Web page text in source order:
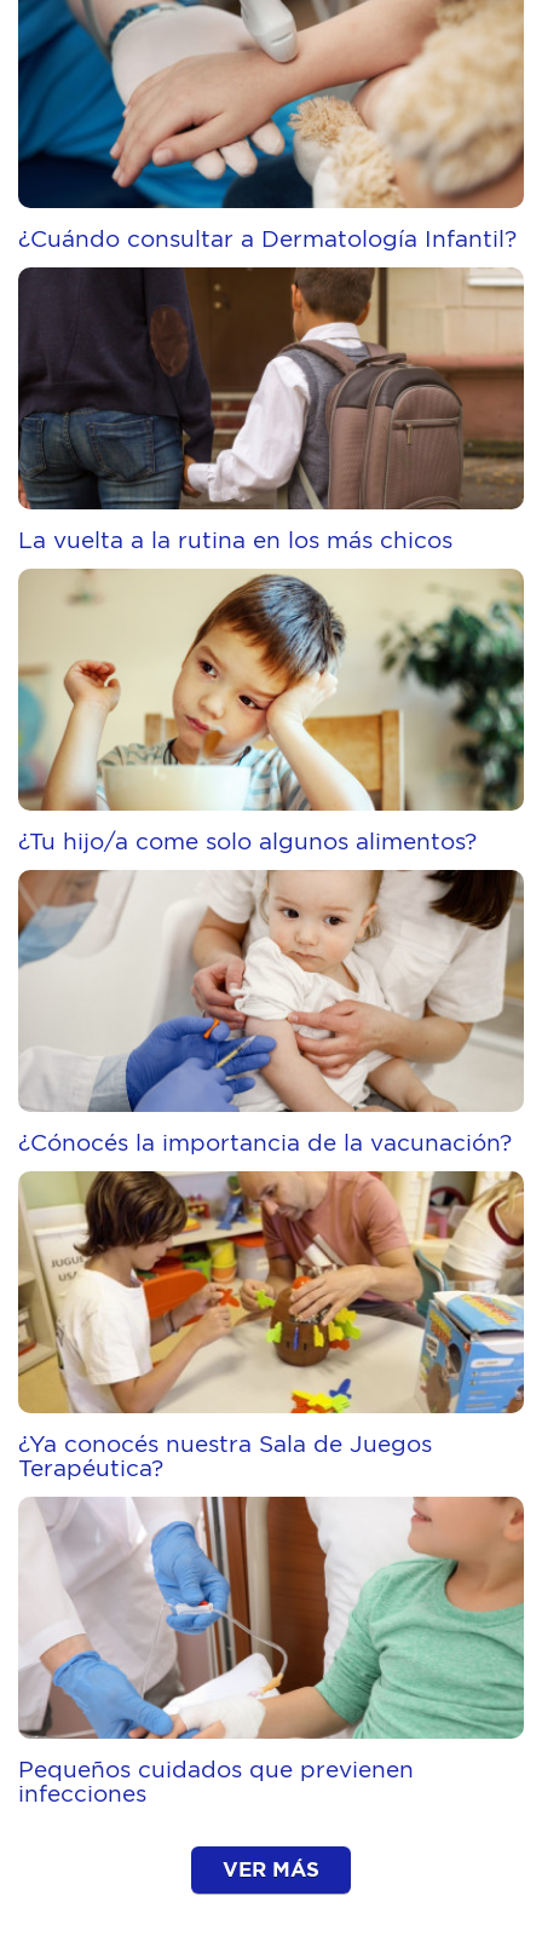
¿Cuándo consultar a Dermatología Infantil?
La vuelta a la rutina en los más chicos
¿Tu hijo/a come solo algunos alimentos?
¿Cónocés la importancia de la vacunación?
¿Ya conocés nuestra Sala de Juegos
Terapéutica?
Pequeños cuidados que previenen
infecciones
VER MÁS